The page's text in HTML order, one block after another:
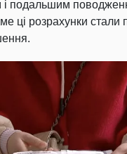
і подальшим
ці розрахунки стали